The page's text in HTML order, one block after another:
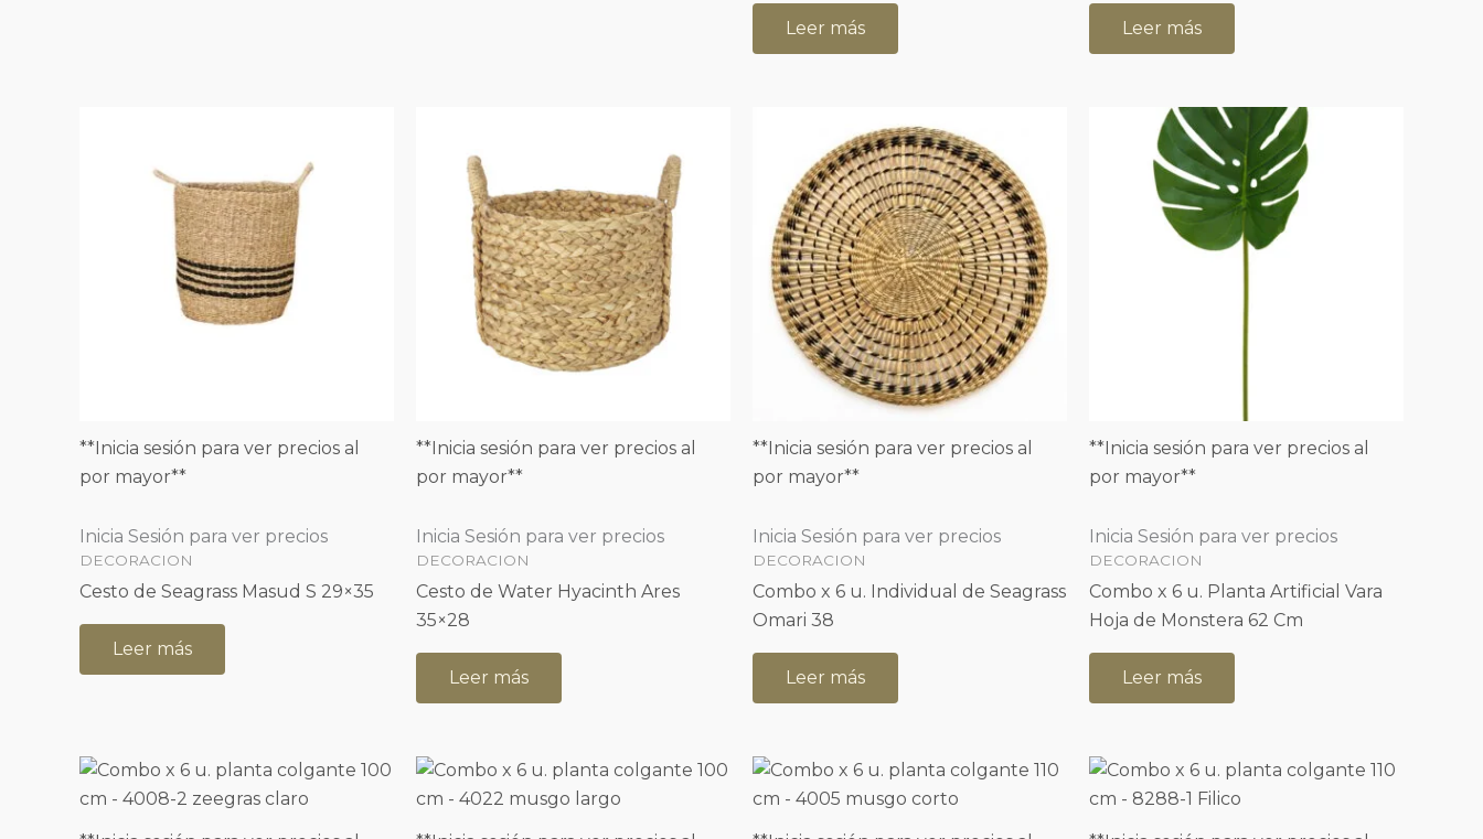
Leer más Leer más
**Inicia sesión para ver precios al
por mayor**
Inicia Sesión para ver precios
DECORACION
Cesto de Seagrass Masud S 29×35
Leer más
**Inicia sesión para ver precios al
por mayor**
Inicia Sesión para ver precios
DECORACION
Cesto de Water Hyacinth Ares
35×28
Leer más
**Inicia sesión para ver precios al
por mayor**
Inicia Sesión para ver precios
DECORACION
Combo x 6 u. Individual de Seagrass
Omari 38
Leer más
**Inicia sesión para ver precios al
por mayor**
Inicia Sesión para ver precios
DECORACION
Combo x 6 u. Planta Artificial Vara
Hoja de Monstera 62 Cm
Leer más